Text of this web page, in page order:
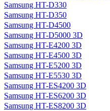
Samsung HT-D330
Samsung HT-D350
Samsung HT-D4500
Samsung HT-D5000 3D
Samsung HT-E4200 3D
Samsung HT-E4500 3D
Samsung HT-E5200 3D
Samsung HT-E5530 3D
Samsung HT-ES4200 3D
Samsung HT-ES6200 3D
Samsung HT-ES8200 3D